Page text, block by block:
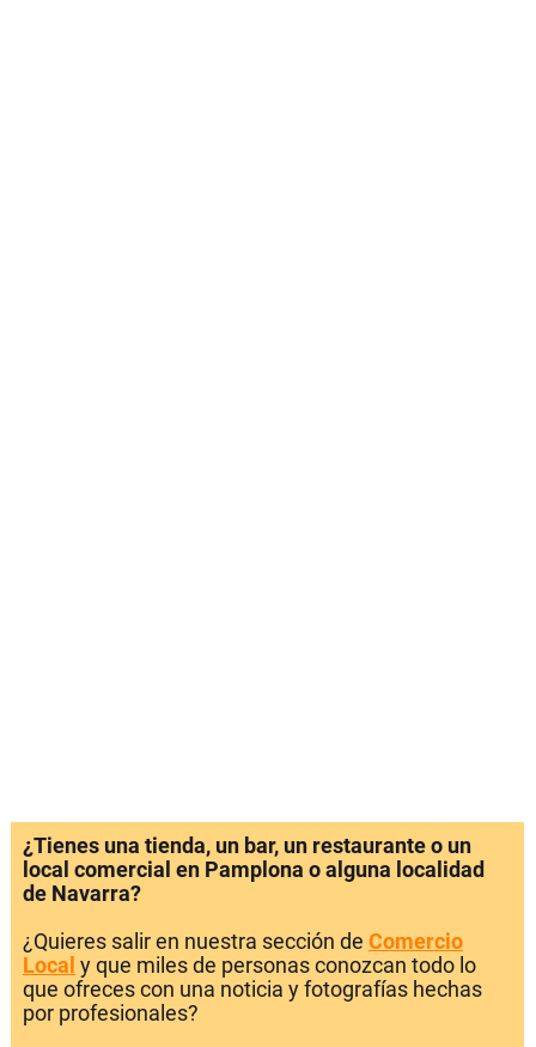
¿Tienes una tienda, un bar, un restaurante o un
local comercial en Pamplona o alguna localidad
de Navarra?
¿Quieres salir en nuestra sección de Comercio
Local y que miles de personas conozcan todo lo
que ofreces con una noticia y fotografías hechas
por profesionales?